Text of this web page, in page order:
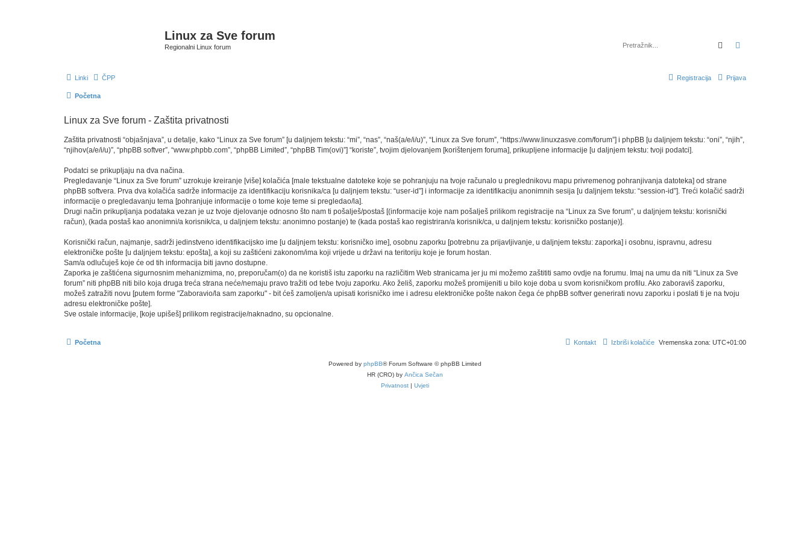
Linux za Sve forum
Regionalni Linux forum Pretražnik
Linki ČPP Prijava
Registracija
Početna
Linux za Sve forum - Zaštita privatnosti
Zaštita privatnosti “objašnjava”, u detalje, kako “Linux za Sve forum” [u daljnjem tekstu: “mi”, “nas”, “naš(a/e/i/u)”, “Linux za Sve forum”, “https://www.linuxzasve.com/forum”] i phpBB [u daljnjem tekstu: “oni”, “njih”,
“njihov(a/e/i/u)”, “phpBB softver”, “www.phpbb.com”, “phpBB Limited”, “phpBB Tim(ovi)”] “koriste”, tvojim djelovanjem [korištenjem foruma], prikupljene informacije [u daljnjem tekstu: tvoji podatci].
Podatci se prikupljaju na dva načina.
Pregledavanje “Linux za Sve forum” uzrokuje kreiranje [više] kolačića [male tekstualne datoteke koje se pohranjuju na tvoje računalo u preglednikovu mapu privremenog pohranjivanja datoteka] od strane
phpBB softvera. Prva dva kolačića sadrže informacije za identifikaciju korisnika/ca [u daljnjem tekstu: “user-id”] i informacije za identifikaciju anonimnih sesija [u daljnjem tekstu: “session-id”]. Treći kolačić sadrži
informacije o pregledavanju tema [pohranjuje informacije o tome koje teme si pregledao/la].
Drugi način prikupljanja podataka vezan je uz tvoje djelovanje odnosno što nam ti pošalješ/postaš [(informacije koje nam pošalješ prilikom registracije na “Linux za Sve forum”, u daljnjem tekstu: korisnički
račun), (kada postaš kao anonimni/a korisnik/ca, u daljnjem tekstu: anonimno postanje) te (kada postaš kao registriran/a korisnik/ca, u daljnjem tekstu: korisničko postanje)].
Korisnički račun, najmanje, sadrži jedinstveno identifikacijsko ime [u daljnjem tekstu: korisničko ime], osobnu zaporku [potrebnu za prijavljivanje, u daljnjem tekstu: zaporka] i osobnu, ispravnu, adresu
elektroničke pošte [u daljnjem tekstu: epošta], a koji su zaštićeni zakonom/ima koji vrijede u državi na teritoriju koje je forum hostan.
Sam/a odlučuješ koje će od tih informacija biti javno dostupne.
Zaporka je zaštićena sigurnosnim mehanizmima, no, preporučam(o) da ne koristiš istu zaporku na različitim Web stranicama jer ju mi možemo zaštititi samo ovdje na forumu. Imaj na umu da niti “Linux za Sve
forum” niti phpBB niti bilo koja druga treća strana neće/nemaju pravo tražiti od tebe tvoju zaporku. Ako želiš, zaporku možeš promijeniti u bilo koje doba u svom korisničkom profilu. Ako zaboraviš zaporku,
možeš zatražiti novu [putem forme "Zaboravio/la sam zaporku" - bit ćeš zamoljen/a upisati korisničko ime i adresu elektroničke pošte nakon čega će phpBB softver generirati novu zaporku i poslati ti je na tvoju
adresu elektroničke pošte].
Sve ostale informacije, [koje upišeš] prilikom registracije/naknadno, su opcionalne.
Početna Vremenska zona: UTC+01:00
Izbriši kolačiće
Kontakt
Powered by phpBB® Forum Software © phpBB Limited
HR (CRO) by Ančica Sečan
Privatnost | Uvjeti